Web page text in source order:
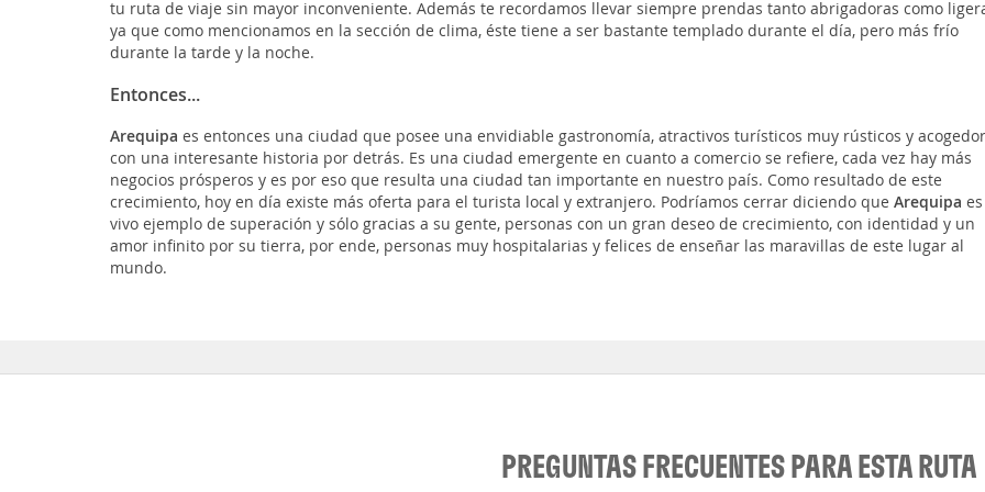
tu ruta de viaje sin mayor inconveniente. Además te recordamos llevar siempre prendas tanto abrigadoras como
ya que como mencionamos en la sección de clima, éste tiene a ser bastante templado durante el día, pero más frío
durante la tarde y la noche.
Entonces...
Arequipa es entonces una ciudad que posee una envidiable gastronomía, atractivos turísticos muy rústicos y
con una interesante historia por detrás. Es una ciudad emergente en cuanto a comercio se refiere, cada vez hay más
negocios prósperos y es por eso que resulta una ciudad tan importante en nuestro país. Como resultado de este
crecimiento, hoy en día existe más oferta para el turista local y extranjero. Podríamos cerrar diciendo que Arequipa
vivo ejemplo de superación y sólo gracias a su gente, personas con un gran deseo de crecimiento, con identidad y un
amor infinito por su tierra, por ende, personas muy hospitalarias y felices de enseñar las maravillas de este lugar al
mundo.
PREGUNTAS FRECUENTES PARA ESTA RUTA